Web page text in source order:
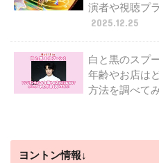
演者や視聴プ
2025.12.25
白と黒のスプ
年齢やお店は
方法を調べて
ヨントン情報↓